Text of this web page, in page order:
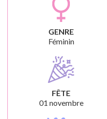
GENRE
Féminin
FÊTE
01 novembre